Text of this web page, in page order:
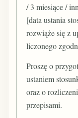
/ 3 miesiące /
[data ustania
rozwiąże się z
liczonego
Proszę o
ustaniem
oraz o
przepisami.